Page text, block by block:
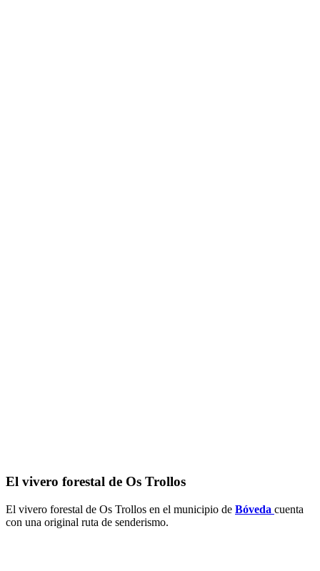
El vivero forestal de Os Trollos
El vivero forestal de Os Trollos en el municipio de Bóveda cuenta
con una original ruta de senderismo.